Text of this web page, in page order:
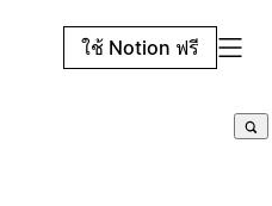
ใช้ Notion ฟรี